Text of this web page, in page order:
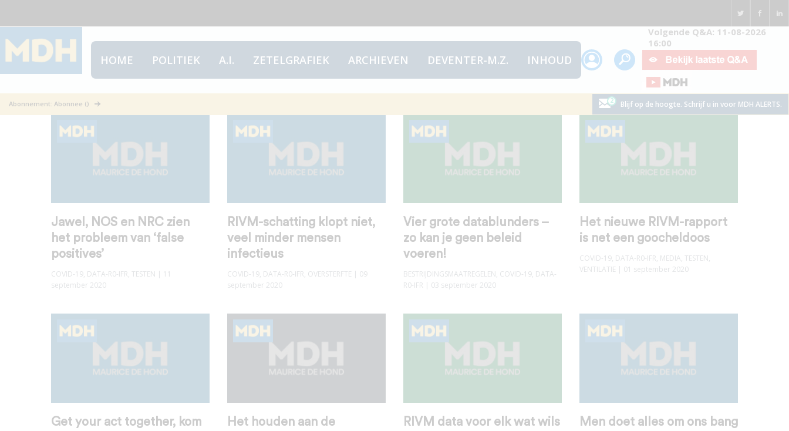
HOME POLITIEK A.I. ZETELGRAFIEK ARCHIEVEN DEVENTER-M.Z. INHOUD
Volgende Q&A: 11-08-2026
16:00
Abonnement: Abonnee () Blijf op de hoogte. Schrijf u in voor MDH ALERTS.
data
Jawel, NOS en NRC zien
het probleem van ‘false
positives’
COVID-19, DATA-R0-IFR, TESTEN | 11
september 2020
RIVM-schatting klopt niet,
veel minder mensen
infectieus
COVID-19, DATA-R0-IFR, OVERSTERFTE | 09
september 2020
Vier grote datablunders –
zo kan je geen beleid
voeren!
BESTRIJDINGSMAATREGELEN, COVID-19, DATA-
R0-IFR | 03 september 2020
Het nieuwe RIVM-rapport
is net een goocheldoos
COVID-19, DATA-R0-IFR, MEDIA, TESTEN,
VENTILATIE | 01 september 2020
Get your act together, kom
Het houden aan de
RIVM data voor elk wat wils
Men doet alles om ons bang